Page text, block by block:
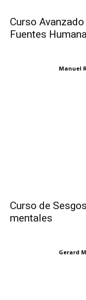
Curso
Fuentes
Manuel
Curso de
mentales
Gerard